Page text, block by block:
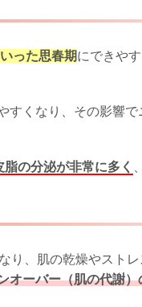
った思春期にできや
すくなり、その影響
の分泌が非常に多く
り、肌の乾燥やスト
オーバー（肌の代謝）